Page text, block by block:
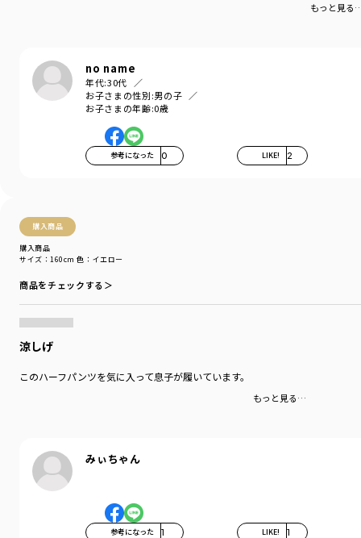
もっと見る
no name
年代:30代
お子さまの性別:男の子
お子さまの年齢:0歳
参考になった 0 LIKE! 2
購入商品
購入商品
サイズ：160cm 色：イエロー
商品をチェックする＞
涼しげ
このハーフパンツを気に入って息子が履いています。
もっと見る…
みぃちゃん
参考になった 1 LIKE! 1